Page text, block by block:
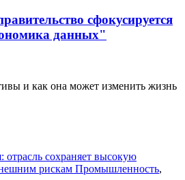
сфокусируется
данных"
и как она может изменить жизнь
сохраняет высокую
рискам Промышленность,